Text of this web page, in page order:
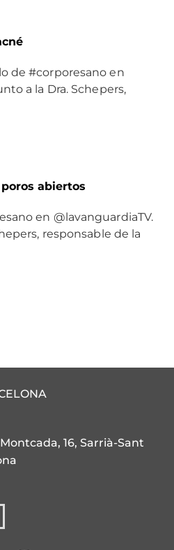
de #corporesano en
a la Dra. Schepers,
abiertos
en @lavanguardiaTV.
responsable de la
16, Sarrià-Sant